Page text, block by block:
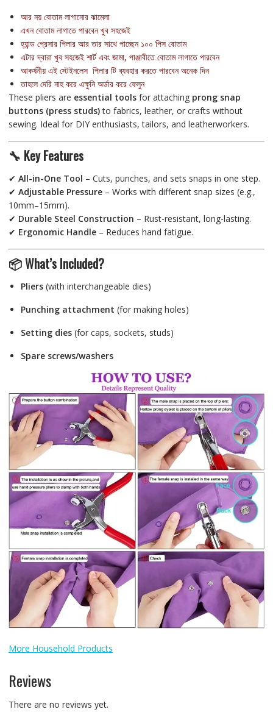
আর নয় বোতাম লাগানোর ঝামেলা
এখন বোতাম লাগাতে পারবেন খুব সহজেই
হ্যান্ড প্রেসার পিলার আর তার সাথে পাচ্ছেন ১০০ পিস বোতাম
এটার দ্বারা খুব সহজেই শার্ট এবং জামা, পাঞ্জাবীতে বোতাম লাগাতে পারবেন
আকর্ষনীয় এই স্টেইনলেস পিলার টি ব্যবহার করতে পারবেন অনেক দিন
তাহলে দেরি নাহ করে এক্ষুনি অর্ডার করে ফেলুন
These pliers are essential toolsfor attaching prong snap
buttons (press studs)to fabrics, leather, or crafts without
sewing. Ideal for DIY enthusiasts, tailors, and leatherworkers.
🔧 Key Features
✔ All-in-One Tool – Cuts, punches, and sets snaps in one step.
✔ Adjustable Pressure– Works with different snap sizes (e.g.,
10mm–15mm).
✔ Durable Steel Construction – Rust-resistant, long-lasting.
✔ Ergonomic Handle– Reduces hand fatigue.
📦 What’s Included?
Pliers(with interchangeable dies)
Punching attachment (for making holes)
Setting dies(for caps, sockets, studs)
Spare screws/washers
More Household Products
Reviews
There are no reviews yet.